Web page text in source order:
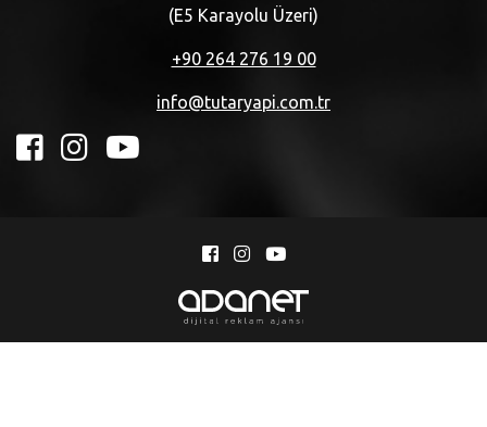
(E5 Karayolu Üzeri)
+90 264 276 19 00
info@tutaryapi.com.tr